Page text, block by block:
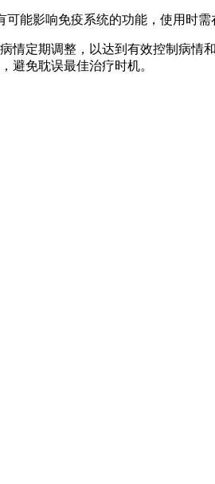
能影响免疫系统的功能，使用时需
情定期调整，以达到有效控制病
避免耽误最佳治疗时机。